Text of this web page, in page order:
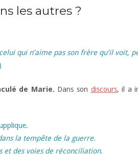
les autres ?
qui n’aime pas son frère qu’il voit,
de Marie. Dans son discours, il a
la tempête de la guerre.
et des voies de réconciliation.